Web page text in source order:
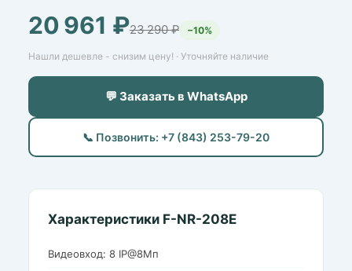
20 961 ₽23 290 ₽ −10%
Нашли дешевле - снизим цену! · Уточняйте наличие
💬 Заказать в WhatsApp
📞 Позвонить: +7 (843) 253-79-20
Характеристики F-NR-208E
Видеовход: 8 IP@8Мп